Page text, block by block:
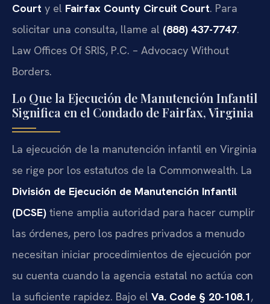
Court y el Fairfax County Circuit Court. Para
solicitar una consulta, llame al (888) 437-7747.
Law Offices Of SRIS, P.C. – Advocacy Without
Borders.
Lo Que la Ejecución de Manutención Infantil
Significa en el Condado de Fairfax, Virginia
La ejecución de la manutención infantil en Virginia
se rige por los estatutos de la Commonwealth. La
División de Ejecución de Manutención Infantil
(DCSE) tiene amplia autoridad para hacer cumplir
las órdenes, pero los padres privados a menudo
necesitan iniciar procedimientos de ejecución por
su cuenta cuando la agencia estatal no actúa con
la suficiente rapidez. Bajo el Va. Code § 20-108.1,